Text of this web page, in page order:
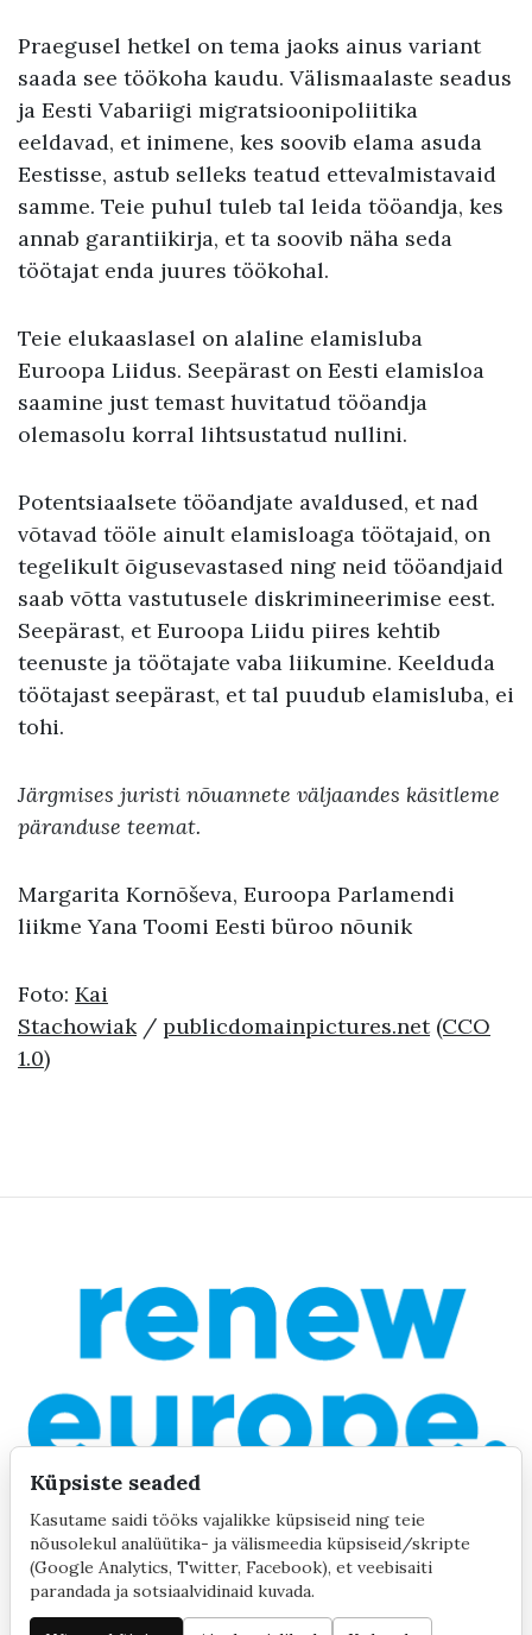
Praegusel hetkel on tema jaoks ainus variant
saada see töökoha kaudu. Välismaalaste seadus
ja Eesti Vabariigi migratsioonipoliitika
eeldavad, et inimene, kes soovib elama asuda
Eestisse, astub selleks teatud ettevalmistavaid
samme. Teie puhul tuleb tal leida tööandja, kes
annab garantiikirja, et ta soovib näha seda
töötajat enda juures töökohal.
Teie elukaaslasel on alaline elamisluba
Euroopa Liidus. Seepärast on Eesti elamisloa
saamine just temast huvitatud tööandja
olemasolu korral lihtsustatud nullini.
Potentsiaalsete tööandjate avaldused, et nad
võtavad tööle ainult elamisloaga töötajaid, on
tegelikult õigusevastased ning neid tööandjaid
saab võtta vastutusele diskrimineerimise eest.
Seepärast, et Euroopa Liidu piires kehtib
teenuste ja töötajate vaba liikumine. Keelduda
töötajast seepärast, et tal puudub elamisluba, ei
tohi.
Järgmises juristi nõuannete väljaandes käsitleme
päranduse teemat.
Margarita Kornõševa, Euroopa Parlamendi
liikme Yana Toomi Eesti büroo nõunik
Foto: Kai
Stachowiak/ publicdomainpictures.net (CCO
1.0)
©2020 by Yana Toom Küpsiste seaded
Küpsiste seaded
Kasutame saidi tööks vajalikke küpsiseid ning teie
nõusolekul analüütika- ja välismeedia küpsiseid/skripte
(Google Analytics, Twitter, Facebook), et veebisaiti
parandada ja sotsiaalvidinaid kuvada.